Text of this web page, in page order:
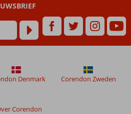
Corendon
Denmark Corendon Zweden